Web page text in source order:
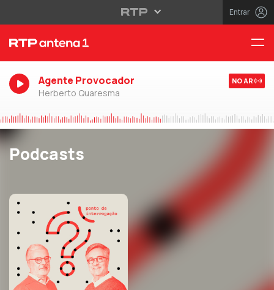
Entrar
Agente Provocador
Herberto Quaresma
NO AR
Podcasts